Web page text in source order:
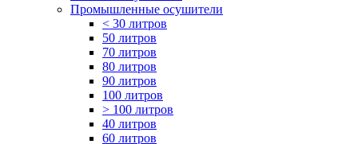
Промышленные осушители
< 30 литров
50 литров
70 литров
80 литров
90 литров
100 литров
> 100 литров
40 литров
60 литров